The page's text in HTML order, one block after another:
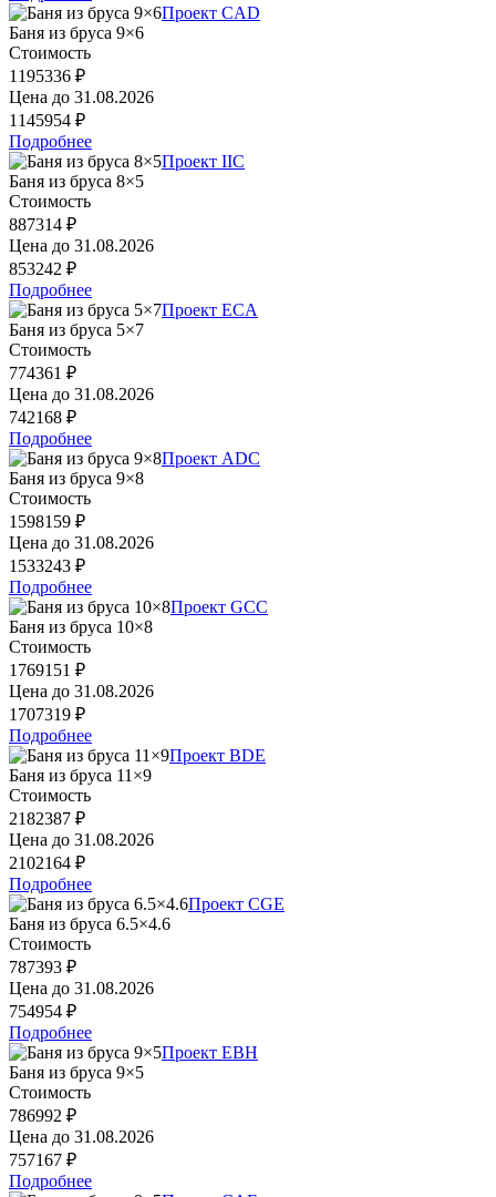
Проект CAD
Баня из бруса 9×6
Стоимость
1195336 ₽
Цена до 31.08.2026
1145954 ₽
Подробнее
Проект IIC
Баня из бруса 8×5
Стоимость
887314 ₽
Цена до 31.08.2026
853242 ₽
Подробнее
Проект ECA
Баня из бруса 5×7
Стоимость
774361 ₽
Цена до 31.08.2026
742168 ₽
Подробнее
Проект ADC
Баня из бруса 9×8
Стоимость
1598159 ₽
Цена до 31.08.2026
1533243 ₽
Подробнее
Проект GCC
Баня из бруса 10×8
Стоимость
1769151 ₽
Цена до 31.08.2026
1707319 ₽
Подробнее
Проект BDE
Баня из бруса 11×9
Стоимость
2182387 ₽
Цена до 31.08.2026
2102164 ₽
Подробнее
Проект CGE
Баня из бруса 6.5×4.6
Стоимость
787393 ₽
Цена до 31.08.2026
754954 ₽
Подробнее
Проект EBH
Баня из бруса 9×5
Стоимость
786992 ₽
Цена до 31.08.2026
757167 ₽
Подробнее